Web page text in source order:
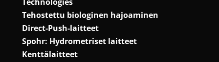
Tehostettu biologinen hajoaminen
Direct-Push-laitteet
Spohr: Hydrometriset laitteet
Kenttälaitteet